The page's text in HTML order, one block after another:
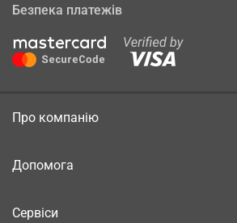
Безпека платежів
Про компанію
Допомога
Сервіси